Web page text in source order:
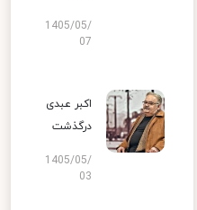
1405/05/
07
اکبر عبدی
درگذشت
1405/05/
03